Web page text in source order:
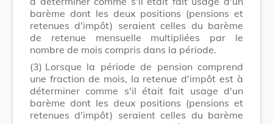
barème dont les deux positions (pensions et
retenues d'impôt) seraient celles du barème
de retenue mensuelle multipliées par le
nombre de mois compris dans la période.
(3) Lorsque la période de pension comprend
une fraction de mois, la retenue d'impôt est à
déterminer comme s'il était fait usage d'un
barème dont les deux positions (pensions et
retenues d'impôt) seraient celles du barème